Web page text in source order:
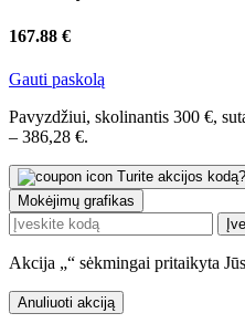
167.88 €
Gauti paskolą
Pavyzdžiui, skolinantis 300 €,
– 386,28 €.
Turite akcijos kodą?
Mokėjimų grafikas
Akcija „“ sėkmingai pritaikyta
Anuliuoti akciją